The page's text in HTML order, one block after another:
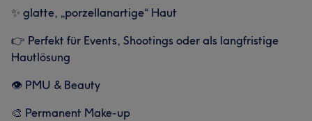
✨ glatte, „porzellanartige“ Haut
👉 Perfekt für Events, Shootings oder als langfristige
Hautlösung
👁️ PMU & Beauty
🎨 Permanent Make-up